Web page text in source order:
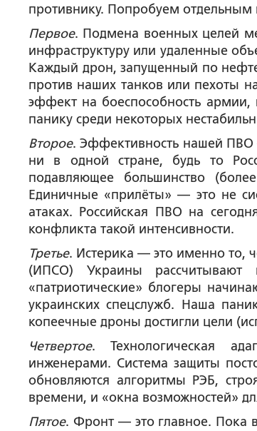
противнику. Попробуем отдельным
Первое. Подмена военных целей
инфраструктуру или удаленные
Каждый дрон, запущенный по
против наших танков или пехоты
эффект на боеспособность армии,
панику среди некоторых
Второе. Эффективность нашей ПВО
ни в одной стране, будь то
подавляющее большинство
Единичные «прилёты» — это не
атаках. Российская ПВО на
конфликта такой интенсивности.
Третье. Истерика — это именно то,
(ИПСО) Украины
«патриотические» блогеры
украинских спецслужб. Наша
копеечные дроны достигли цели
Четвертое. Технологическая
инженерами. Система защиты
обновляются алгоритмы РЭБ,
времени, и «окна возможностей»
Пятое. Фронт — это главное. Пока